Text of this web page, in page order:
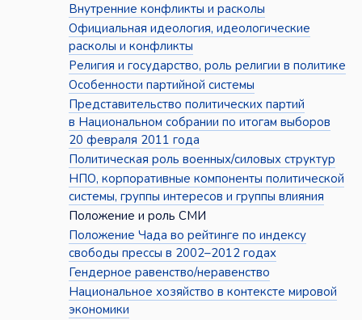
Внутренние конфликты и расколы
Официальная идеология, идеологические
расколы и конфликты
Религия и государство, роль религии в политике
Особенности партийной системы
Представительство политических партий
в Национальном собрании по итогам выборов
20 февраля 2011 года
Политическая роль военных/силовых структур
НПО, корпоративные компоненты политической
системы, группы интересов и группы влияния
Положение и роль СМИ
Положение Чада во рейтинге по индексу
свободы прессы в 2002–2012 годах
Гендерное равенство/неравенство
Национальное хозяйство в контексте мировой
экономики